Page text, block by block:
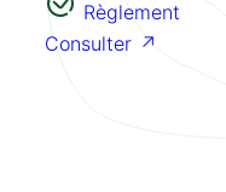
Règlement
Consulter ↗